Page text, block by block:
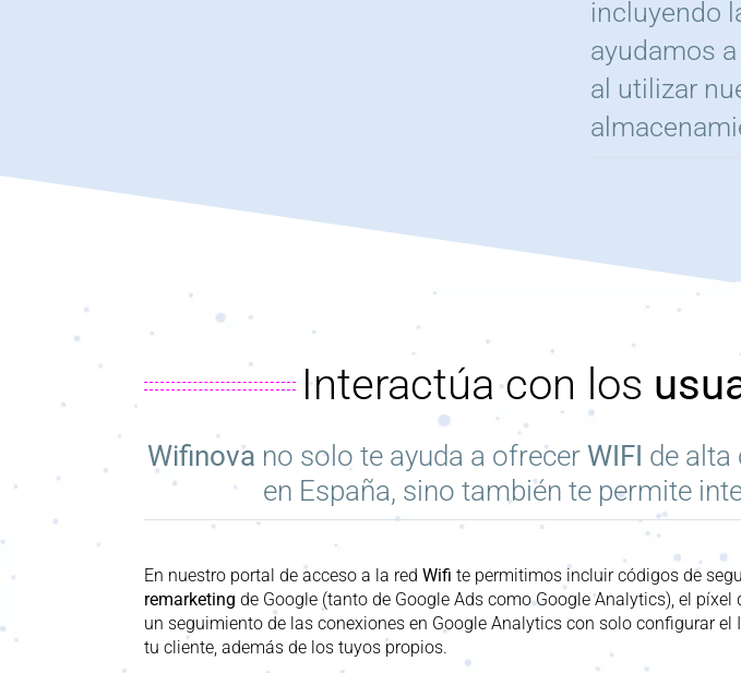
incluyendo
ayudamos
al utilizar
Interactúa con los
Wifinova no solo te ayuda a ofrecer WIFI de alta
en España, sino también te permite
En nuestro portal de acceso a la red Wifi te permitimos incluir códigos de
remarketing de Google (tanto de Google Ads como GoogleAnalytics), el píxel
un seguimiento de las conexiones en Google Analytics con solo configurar el
tu cliente, además de los tuyos propios.